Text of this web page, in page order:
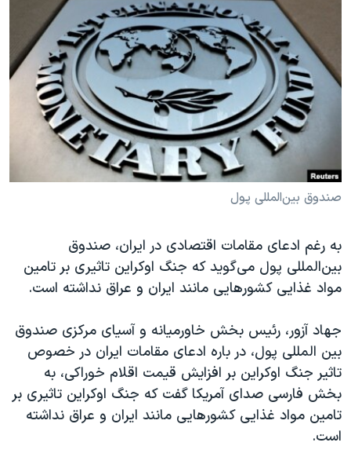
فرهنگ و زندگی
حقوق شهروندی
اقتصادی
علم و فناوری
اسرائیل در جنگ
گالری عکس
آرشیو پخش زنده
مستندها
انتخابات ریاست جمهوری آمریکا ۲۰۲۴
حمله جمهوری اسلامی به اسرائیل
رمز مهسا
ورزش زنان در ایران
اعتراضات زن، زندگی، آزادی
مجموعه مستندهای دادخواهی
دادگاه حمید نوری
چهل سال گروگان‌گیری
قانون شفافیت دارائی کادر رهبری ایران
اعتراضات مردمی آبان ۹۸
اسرائیل در جنگ
نرگس محمدی برنده جایزه نوبل صلح
همایش محافظه‌کاران آمریکا «سی‌پک»
صفحه‌های ویژه
زبانهای مختلف
صندوق بین‌المللی پول
به رغم ادعای مقامات اقتصادی در ایران، صندوق
بین‌المللی پول می‌گوید که جنگ اوکراین تاثیری بر تامین
مواد غذایی کشورهایی مانند ایران و عراق نداشته است.
جهاد آزور، رئیس بخش خاورمیانه و آسیای مرکزی صندوق
بین المللی پول، در باره ادعای مقامات ایران در خصوص
تاثیر جنگ اوکراین بر افزایش قیمت اقلام خوراکی، به
بخش فارسی صدای آمریکا گفت که جنگ اوکراین تاثیری بر
تامین مواد غذایی کشورهایی مانند ایران و عراق نداشته
است.